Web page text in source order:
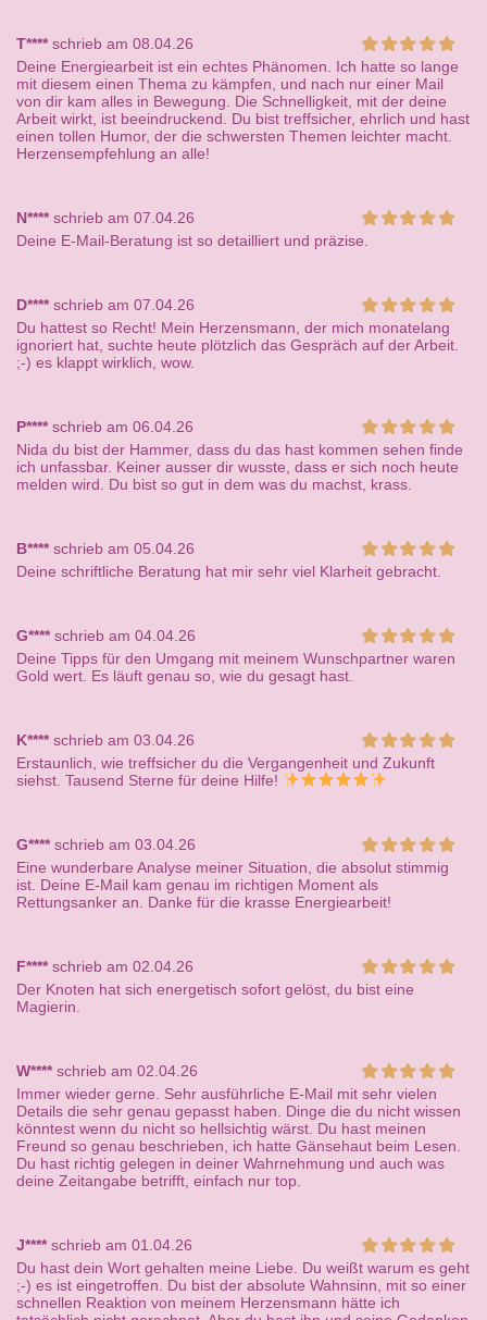
T****schrieb am 08.04.26
Deine Energiearbeit ist ein echtes Phänomen. Ich hatte so lange
mit diesem einen Thema zu kämpfen, und nach nur einer Mail
von dir kam alles in Bewegung. Die Schnelligkeit, mit der deine
Arbeit wirkt, ist beeindruckend. Du bist treffsicher, ehrlich und hast
einen tollen Humor, der die schwersten Themen leichter macht.
Herzensempfehlung an alle!
N****schrieb am 07.04.26
Deine E-Mail-Beratung ist so detailliert und präzise.
D****schrieb am 07.04.26
Du hattest so Recht! Mein Herzensmann, der mich monatelang
ignoriert hat, suchte heute plötzlich das Gespräch auf der Arbeit.
;-) es klappt wirklich, wow.
P****schrieb am 06.04.26
Nida du bist der Hammer, dass du das hast kommen sehen finde
ich unfassbar. Keiner ausser dir wusste, dass er sich noch heute
melden wird. Du bist so gut in dem was du machst, krass.
B****schrieb am 05.04.26
Deine schriftliche Beratung hat mir sehr viel Klarheit gebracht.
G****schrieb am 04.04.26
Deine Tipps für den Umgang mit meinem Wunschpartner waren
Gold wert. Es läuft genau so, wie du gesagt hast.
K****schrieb am 03.04.26
Erstaunlich, wie treffsicher du die Vergangenheit und Zukunft
siehst. Tausend Sterne für deine Hilfe!
G****schrieb am 03.04.26
Eine wunderbare Analyse meiner Situation, die absolut stimmig
ist. Deine E-Mail kam genau im richtigen Moment als
Rettungsanker an. Danke für die krasse Energiearbeit!
F****schrieb am 02.04.26
Der Knoten hat sich energetisch sofort gelöst, du bist eine
Magierin.
W****schrieb am 02.04.26
Immer wieder gerne. Sehr ausführliche E-Mail mit sehr vielen
Details die sehr genau gepasst haben. Dinge die du nicht wissen
könntest wenn du nicht so hellsichtig wärst. Du hast meinen
Freund so genau beschrieben, ich hatte Gänsehaut beim Lesen.
Du hast richtig gelegen in deiner Wahrnehmung und auch was
deine Zeitangabe betrifft, einfach nur top.
J****schrieb am 01.04.26
Du hast dein Wort gehalten meine Liebe. Du weißt warum es geht
;-) es ist eingetroffen. Du bist der absolute Wahnsinn, mit so einer
schnellen Reaktion von meinem Herzensmann hätte ich